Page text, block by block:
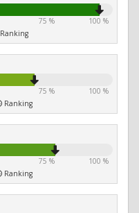
75 %
100 %
Ranking
75 %
100 %
Ranking
75 %
100 %
Ranking